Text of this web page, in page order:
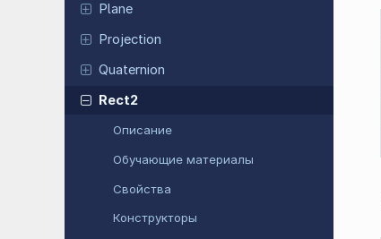
Plane
Projection
Quaternion
Rect2
Описание
Обучающие материалы
Свойства
Конструкторы